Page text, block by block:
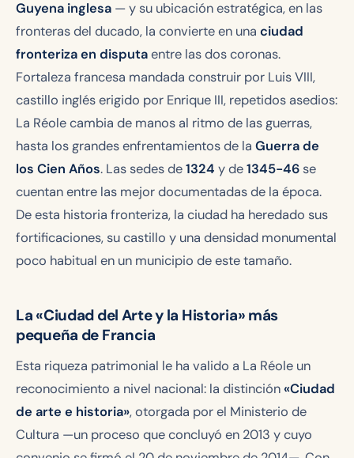
Guyena inglesa — y su ubicación estratégica, en las
fronteras del ducado, la convierte en una ciudad
fronteriza en disputaentre las dos coronas.
Fortaleza francesa mandada construir por Luis VIII,
castillo inglés erigido por Enrique III, repetidos asedios:
La Réole cambia de manos al ritmo de las guerras,
hasta los grandes enfrentamientos de la Guerra de
los Cien Años. Las sedes de1324 y de1345-46se
cuentan entre las mejor documentadas de la época.
De esta historia fronteriza, la ciudad ha heredado sus
fortificaciones, su castillo y una densidad monumental
poco habitual en un municipio de este tamaño.
La «Ciudad del Arte y la Historia» más
pequeña de Francia
Esta riqueza patrimonial le ha valido a La Réole un
reconocimiento a nivel nacional: la distinción«Ciudad
de arte e historia», otorgada por el Ministerio de
Cultura —un proceso que concluyó en 2013 y cuyo